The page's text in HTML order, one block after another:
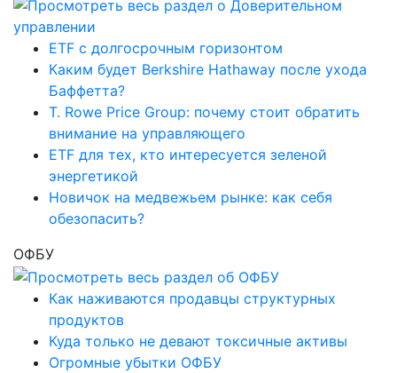
ETF с долгосрочным горизонтом
Каким будет Berkshire Hathaway после ухода
Баффетта?
T. Rowe Price Group: почему стоит обратить
внимание на управляющего
ETF для тех, кто интересуется зеленой
энергетикой
Новичок на медвежьем рынке: как себя
обезопасить?
ОФБУ
Как наживаются продавцы структурных
продуктов
Куда только не девают токсичные активы
Огромные убытки ОФБУ